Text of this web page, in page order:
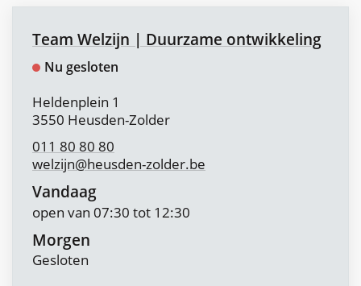
Contact
Team Welzijn | Duurzame ontwikkeling
Nu gesloten
Adres
Heldenplein 1
,3550 Heusden-Zolder
011 80 80 80
welzijn@heusden-zolder.be
Vandaag
open van 07:30 tot 12:30
Morgen
Gesloten